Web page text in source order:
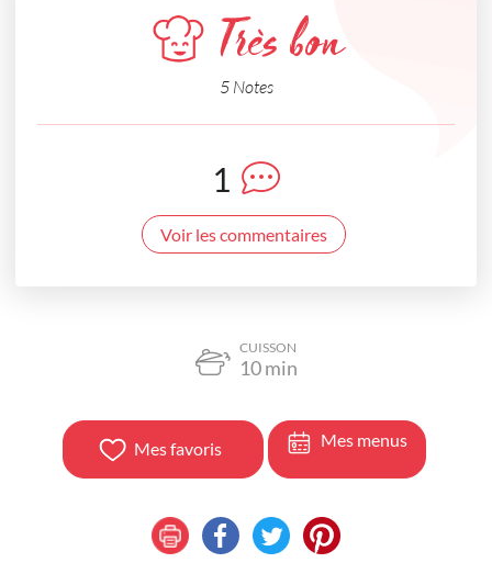
Très bon
5 Notes
1
Voir les commentaires
CUISSON
10min
Mes favoris Mes menus